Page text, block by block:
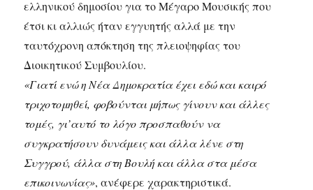
ελληνικού δημοσίου για το Μέγαρο Μουσικής που
έτσι κι αλλιώς ήταν εγγυητής αλλά με την
ταυτόχρονη απόκτηση της πλειοψηφίας του
Διοικητικού Συμβουλίου.
«Γιατί ενώ η Νέα Δημοκρατία έχει εδώ και καιρό
τριχοτομηθεί, φοβούνται μήπως γίνουν και άλλες
τομές, γι’αυτό το λόγο προσπαθούν να
συγκρατήσουν δυνάμεις και άλλα λένε στη
Συγγρού, άλλα στη Βουλή και άλλα στα μέσα
επικοινωνίας», ανέφερε χαρακτηριστικά.